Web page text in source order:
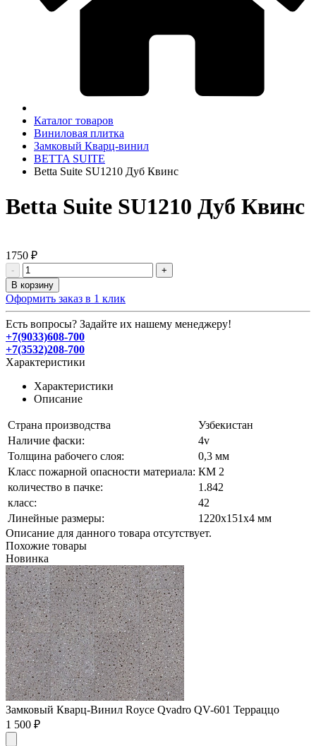
Каталог товаров
Виниловая плитка
Замковый Кварц-винил
BETTA SUITE
Betta Suite SU1210 Дуб Квинс
Betta Suite SU1210 Дуб Квинс
1750 ₽
-
+
В корзину
Оформить заказ в 1 клик
Есть вопросы? Задайте их нашему менеджеру!
+7(9033)608-700
+7(3532)208-700
Характеристики
Характеристики
Описание
Страна производства
Узбекистан
Наличие фаски:
4v
Толщина рабочего слоя:
0,3 мм
Класс пожарной опасности материала: КМ 2
количество в пачке:
1.842
класс:
42
Линейные размеры:
1220х151х4 мм
Описание для данного товара отсутствует.
Похожие товары
Новинка
Замковый Кварц-Винил Royce Qvadro QV-601 Терраццо
1 500 ₽